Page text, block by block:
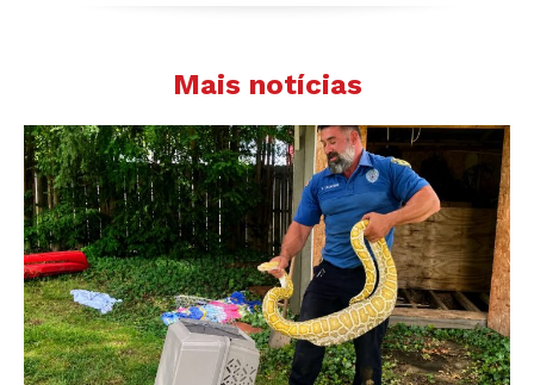
Mais notícias